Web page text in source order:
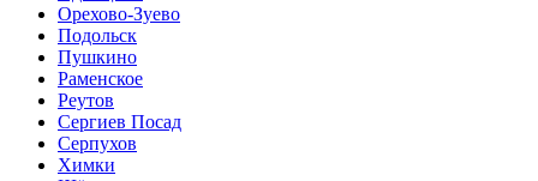
Орехово-Зуево
Подольск
Пушкино
Раменское
Реутов
Сергиев Посад
Серпухов
Химки